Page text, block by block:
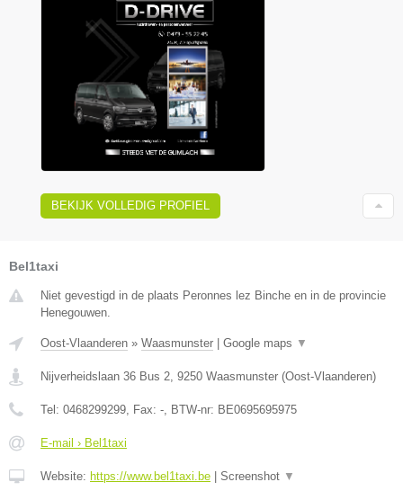
BEKIJK VOLLEDIG PROFIEL
Bel1taxi
Niet gevestigd in de plaats Peronnes lez Binche en in de provincie
Henegouwen.
Oost-Vlaanderen » Waasmunster | Google maps ▼
Nijverheidslaan 36 Bus 2 9250 Waasmunster (Oost-Vlaanderen)
Tel: 0468299299 , Fax: - , BTW-nr: BE0695695975
E-mail › Bel1taxi
Website: https://www.bel1taxi.be | Screenshot ▼